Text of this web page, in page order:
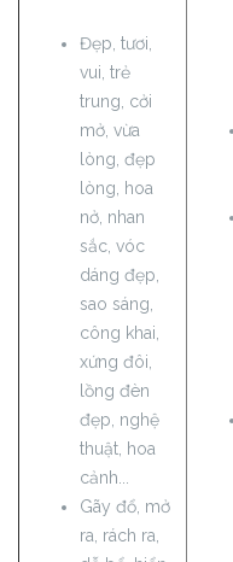
Đẹp, tươi,
vui, trẻ
trung, cởi
mở, vừa
lòng, đẹp
lòng, hoa
nở, nhan
sắc, vóc
dáng đẹp,
sao sáng,
công khai,
xứng đôi,
lồng đèn
đẹp, nghệ
thuật, hoa
cảnh...
Gãy đổ, mở
ra, rách ra,